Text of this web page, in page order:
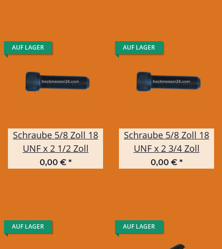
AUF LAGER
Schraube 5/8 Zoll 18
UNF x 2 1/2 Zoll
0,00 € *
AUF LAGER
Schraube 5/8 Zoll 18
UNF x 2 3/4 Zoll
0,00 € *
AUF LAGER AUF LAGER